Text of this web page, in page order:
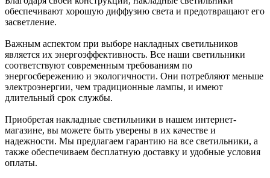
обеспечивают хорошую диффузию света и предотвращают его
засветление.
Важным аспектом при выборе накладных светильников
является их энергоэффективность. Все наши светильники
соответствуют современным требованиям по
энергосбережению и экологичности. Они потребляют меньше
электроэнергии, чем традиционные лампы, и имеют
длительный срок службы.
Приобретая накладные светильники в нашем интернет-
магазине, вы можете быть уверены в их качестве и
надежности. Мы предлагаем гарантию на все светильники, а
также обеспечиваем бесплатную доставку и удобные условия
оплаты.